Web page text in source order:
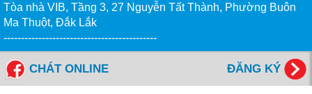
Tòa nhà VIB, Tầng 3, 27 Nguyễn Tất Thành, Phường Buôn
Ma Thuột, Đắk Lắk
--------------------------------------------
Tổng đài miễn cước: 1800 6577
FANPAGES NEW WORLD EDUCATION
ĐĂNG KÝ
CHÁT ONLINE